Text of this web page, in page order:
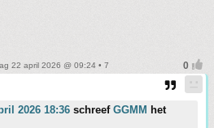
22 april 2026 @ 09:24 • 7
2026 18:36 schreef GGMM het